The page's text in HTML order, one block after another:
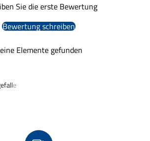
Sie die erste Bewertung
Bewertung schreiben
Elemente gefunden